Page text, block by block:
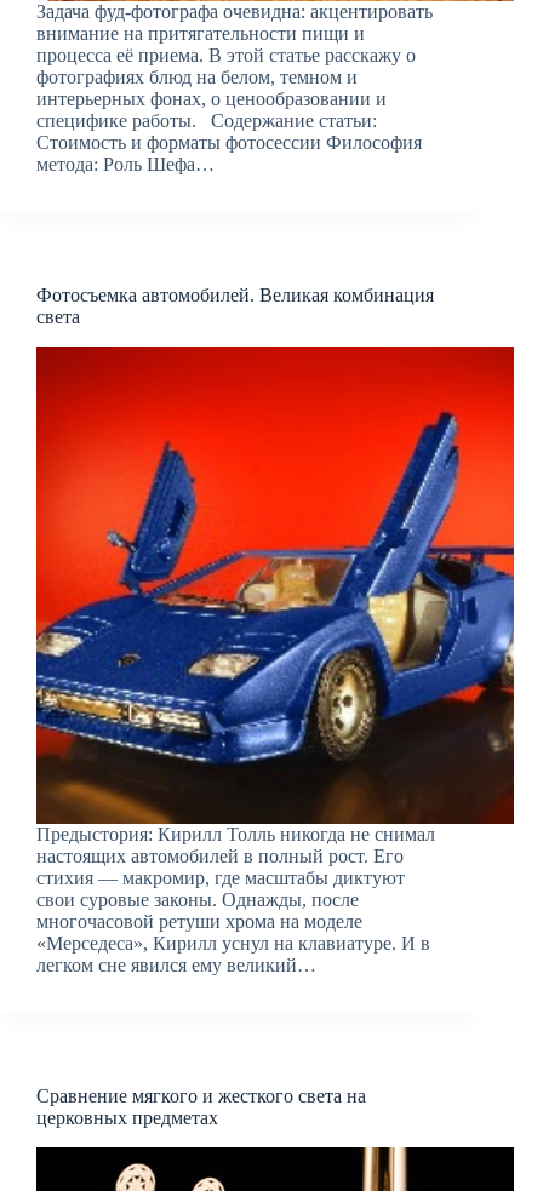
Задача фуд-фотографа очевидна: акцентировать
внимание на притягательности пищи и
процесса её приема. В этой статье расскажу о
фотографиях блюд на белом, темном и
интерьерных фонах, о ценообразовании и
специфике работы. Содержание статьи:
Стоимость и форматы фотосессии Философия
метода: Роль Шефа…
Фотосъемка автомобилей. Великая комбинация
света
Предыстория: Кирилл Толль никогда не снимал
настоящих автомобилей в полный рост. Его
стихия — макромир, где масштабы диктуют
свои суровые законы. Однажды, после
многочасовой ретуши хрома на моделе
«Мерседеса», Кирилл уснул на клавиатуре. И в
легком сне явился ему великий…
Сравнение мягкого и жесткого света на
церковных предметах